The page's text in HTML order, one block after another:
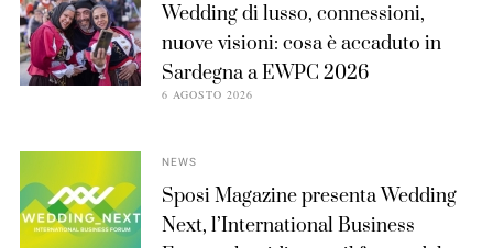
Wedding di lusso, connessioni,
nuove visioni: cosa è accaduto in
Sardegna a EWPC 2026
6 AGOSTO 2026
NEWS
Sposi Magazine presenta Wedding
Next, l’International Business